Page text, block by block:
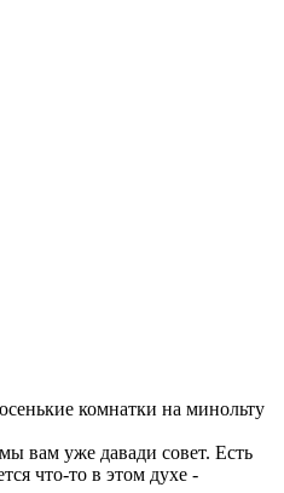
комнатки на минольту
вам уже давади совет. Есть
что-то в этом духе -